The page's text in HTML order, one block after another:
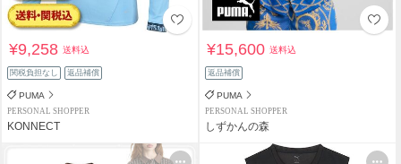
¥9,258送料込
関税負担なし 返品補償
PUMA
PERSONAL SHOPPER
KONNECT
¥15,600送料込
返品補償
PUMA
PERSONAL SHOPPER
しずかんの森